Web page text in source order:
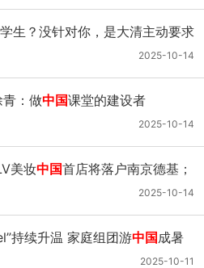
生？没针对你，是大清主动要求
2025-10-14
：做中国课堂的建设者
2025-10-14
美妆中国首店将落户南京德基；
押注开云逆势反弹；新加坡奢侈
今年有望增长7%
2025-10-14
持续升温 家庭组团游中国成暑
2025-10-11